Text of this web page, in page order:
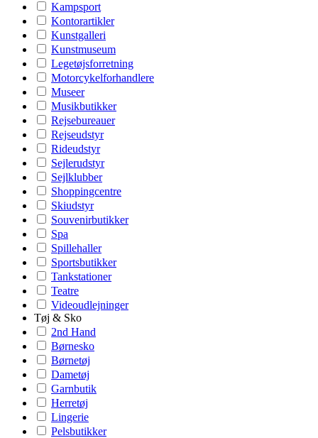
Kampsport
Kontorartikler
Kunstgalleri
Kunstmuseum
Legetøjsforretning
Motorcykelforhandlere
Museer
Musikbutikker
Rejsebureauer
Rejseudstyr
Rideudstyr
Sejlerudstyr
Sejlklubber
Shoppingcentre
Skiudstyr
Souvenirbutikker
Spa
Spillehaller
Sportsbutikker
Tankstationer
Teatre
Videoudlejninger
Tøj & Sko
2nd Hand
Børnesko
Børnetøj
Dametøj
Garnbutik
Herretøj
Lingerie
Pelsbutikker